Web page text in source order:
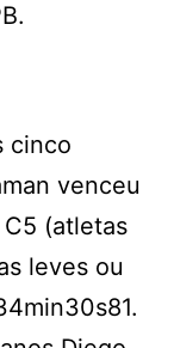
cinco
venceu
(atletas
leves ou